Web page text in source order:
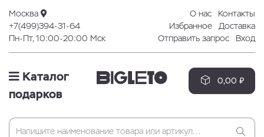
Москва
+7(499)394-31-64
Пн-Пт, 10:00-20:00 Мск
О нас
Контакты
Избранное
Доставка
Отправить запрос
Вход
Каталог
подарков
0,00 ₽